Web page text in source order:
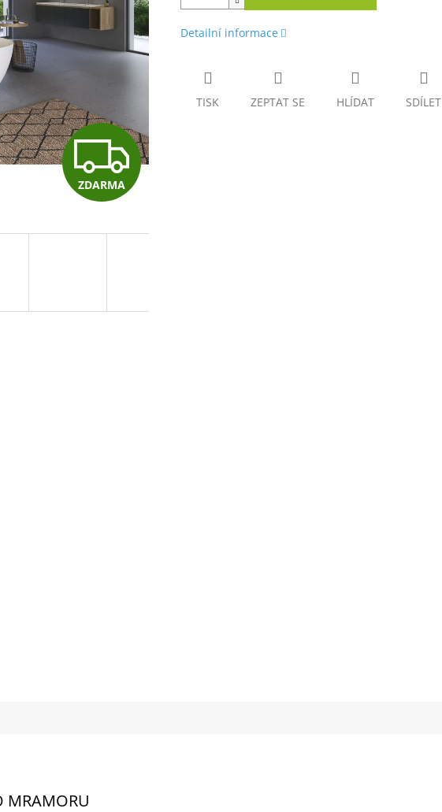
Z
D
R
ZDARMA
Detailní informace
TISK ZEPTAT SE HLÍDAT SDÍLET
MRAMORU